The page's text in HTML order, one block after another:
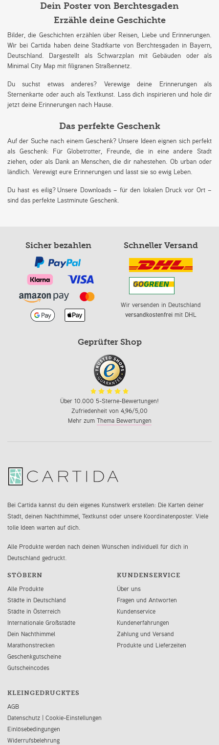
Dein Poster von Berchtesgaden
Erzähle deine Geschichte
Bilder, die Geschichten erzählen über Reisen, Liebe und Erinnerungen.
Wir bei Cartida haben deine Stadtkarte von Berchtesgaden in Bayern,
Deutschland. Dargestellt als Schwarzplan mit Gebäuden oder als
Minimal City Map mit filigranen Straßennetz.
Du suchst etwas anderes? Verewige deine Erinnerungen als
Sternenkarte oder auch als Textkunst. Lass dich inspirieren und hole dir
jetzt deine Erinnerungen nach Hause.
Das perfekte Geschenk
Auf der Suche nach einem Geschenk? Unsere Ideen eignen sich perfekt
als Geschenk: Für Globetrotter, Freunde, die in eine andere Stadt
ziehen, oder als Dank an Menschen, die dir nahestehen. Ob urban oder
ländlich. Verewigt eure Erinnerungen und lasst sie so ewig Leben.
Du hast es eilig? Unsere Downloads – für den lokalen Druck vor Ort –
sind das perfekte Lastminute Geschenk.
Sicher bezahlen Schneller Versand
Wir versenden in Deutschland
versandkostenfreimit DHL
Geprüfter Shop
Über 10.000 5-Sterne-Bewertungen!
Zufriedenheit von 4,96/5,00
Mehr zum Thema Bewertungen
Bei Cartida kannst du dein eigenes Kunstwerk erstellen: Die Karten deiner
Stadt, deinen Nachthimmel, Textkunst oder unsere Koordinatenposter. Viele
tolle Ideen warten auf dich.
Alle Produkte werden nach deinen Wünschen individuell für dich in
Deutschland gedruckt.
STÖBERN
Alle Produkte
Städte in Deutschland
Städte in Österreich
Internationale Großstädte
Dein Nachthimmel
Marathonstrecken
Geschenkgutscheine
Gutscheincodes
KUNDENSERVICE
Über uns
Fragen und Antworten
Kundenservice
Kundenerfahrungen
Zahlung und Versand
Produkte und Lieferzeiten
KLEINGEDRUCKTES
AGB
Datenschutz | Cookie-Einstellungen
Einlösebedingungen
Widerrufsbelehrung